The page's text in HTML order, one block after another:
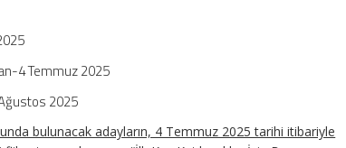
4 Temmuz 2025
2025
bulunacak adayların, 4 Temmuz 2025 tarihi itibariyle